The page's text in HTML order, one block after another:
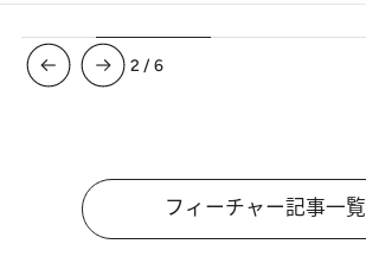
3 /6
フィーチャー記事一覧